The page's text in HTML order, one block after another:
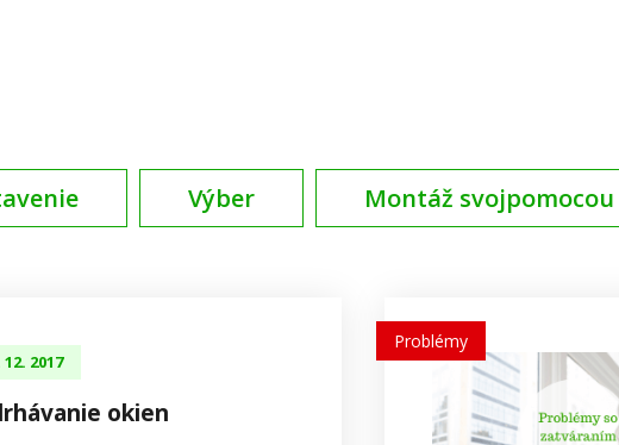
Výber Montáž svojpomocou
12. 2017
okien
Problémy